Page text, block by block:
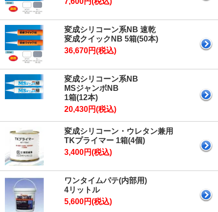
変成シリコーン系NB 速乾
変成クイックNB 5箱(50本)
36,670円(税込)
変成シリコーン系NB
MSジャンボNB
1箱(12本)
20,430円(税込)
変成シリコーン・ウレタン兼用
TKプライマー 1箱(4個)
3,400円(税込)
ワンタイムパテ(内部用)
4リットル
5,600円(税込)